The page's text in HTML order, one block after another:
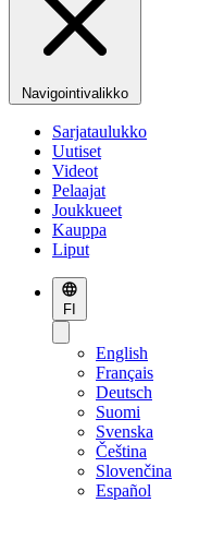
Navigointivalikko
Sarjataulukko
Uutiset
Videot
Pelaajat
Joukkueet
Kauppa
Liput
FI
English
Français
Deutsch
Suomi
Svenska
Čeština
Slovenčina
Español